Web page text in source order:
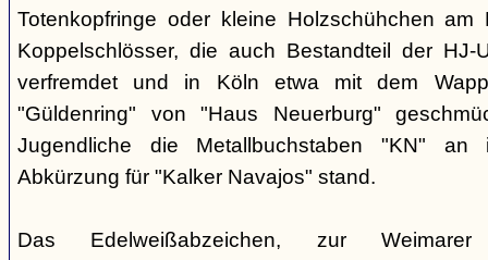
Totenkopfringe oder kleine Holzschühchen am
Koppelschlösser, die auch Bestandteil der HJ-
verfremdet und in Köln etwa mit dem
"Güldenring" von "Haus Neuerburg"
Jugendliche die Metallbuchstaben "KN"
Abkürzung für "Kalker Navajos" stand.
Das Edelweißabzeichen, zur